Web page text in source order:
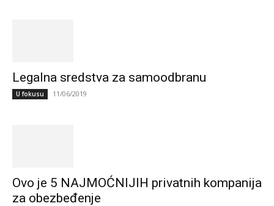
Legalna sredstva za samoodbranu
U fokusu 11/06/2019
Ovo je 5 NAJMOĆNIJIH privatnih kompanija
za obezbeđenje